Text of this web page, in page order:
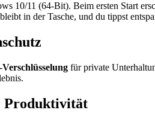
10/11 (64-Bit). Beim ersten Start
in der Tasche, und du tippst
für private
Produktivität